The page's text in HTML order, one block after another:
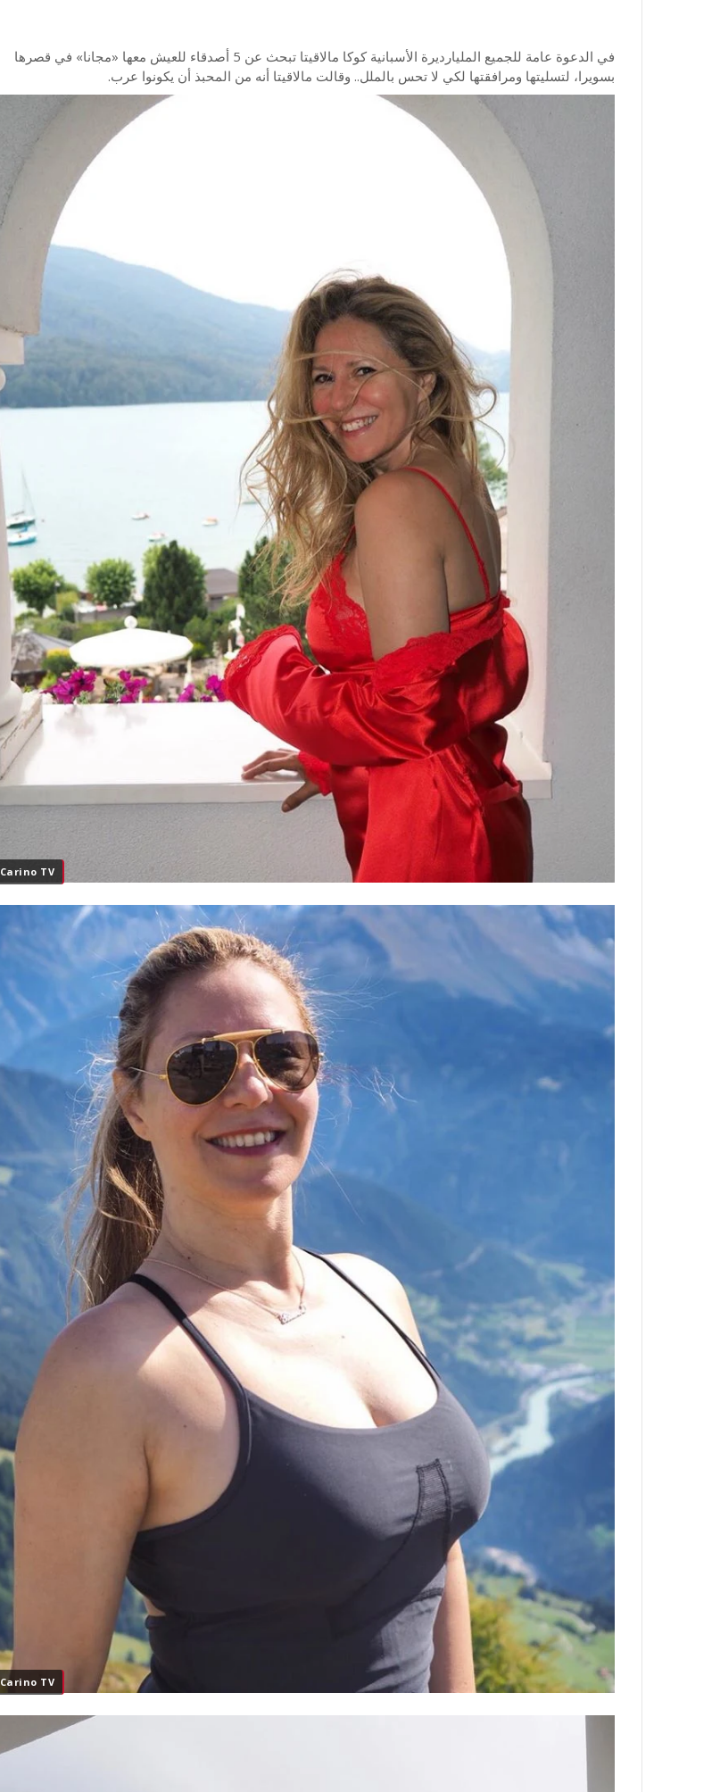
في الدعوة عامة للجميع المليارديرة الأسبانية كوكا مالاقيتا تبحث عن 5 أصدقاء للعيش معها «مجانا» في قصرها
بسويرا، لتسليتها ومرافقتها لكي لا تحس بالملل.. وقالت مالاقيتا أنه من المحبذ أن يكونوا عرب.
Carino TV
Carino TV